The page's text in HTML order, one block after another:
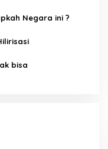
Negara ini ?
bisa